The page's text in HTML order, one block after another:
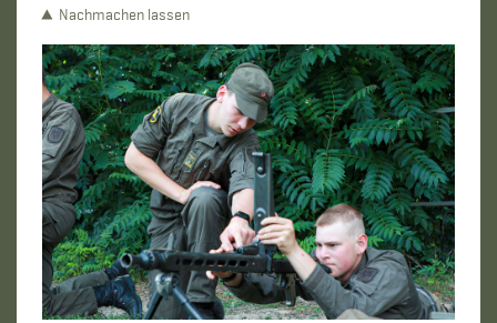
Nachmachen lassen